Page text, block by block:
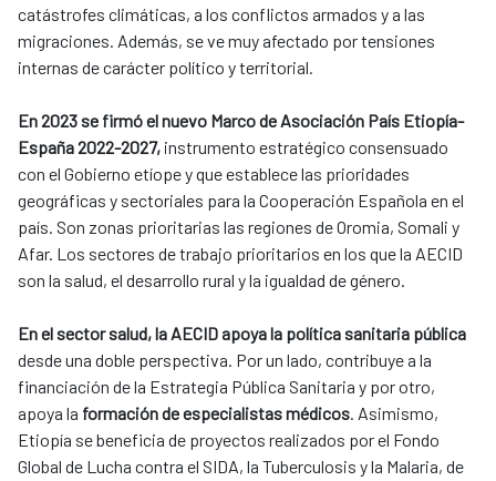
catástrofes climáticas, a los conflictos armados y a las
migraciones. Además, se ve muy afectado por tensiones
internas de carácter político y territorial.
En 2023 se firmó el nuevo Marco de Asociación País Etiopía-
España 2022-2027, instrumento estratégico consensuado
con el Gobierno etíope y que establece las prioridades
geográficas y sectoriales para la Cooperación Española en el
país. Son zonas prioritarias las regiones de Oromia, Somali y
Afar. Los sectores de trabajo prioritarios en los que la AECID
son la salud, el desarrollo rural y la igualdad de género.
En el sector salud, la AECID apoya la política sanitaria pública
desde una doble perspectiva. Por un lado, contribuye a la
financiación de la Estrategia Pública Sanitaria y por otro,
apoya la formación de especialistas médicos. Asimismo,
Etiopía se beneficia de proyectos realizados por el Fondo
Global de Lucha contra el SIDA, la Tuberculosis y la Malaria, de